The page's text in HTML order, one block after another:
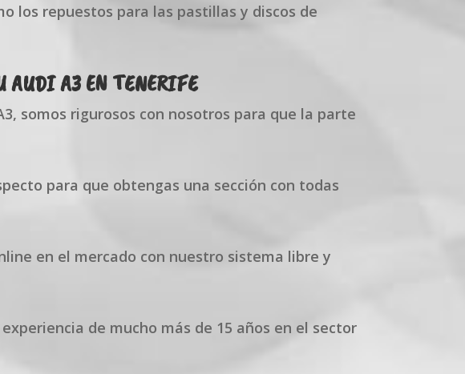
los repuestos para las pastillas y discos de
AUDI A3 EN TENERIFE
somos rigurosos con nosotros para que la parte
para que obtengas una sección con todas
en el mercado con nuestro sistema libre y
de mucho más de 15 años en el sector